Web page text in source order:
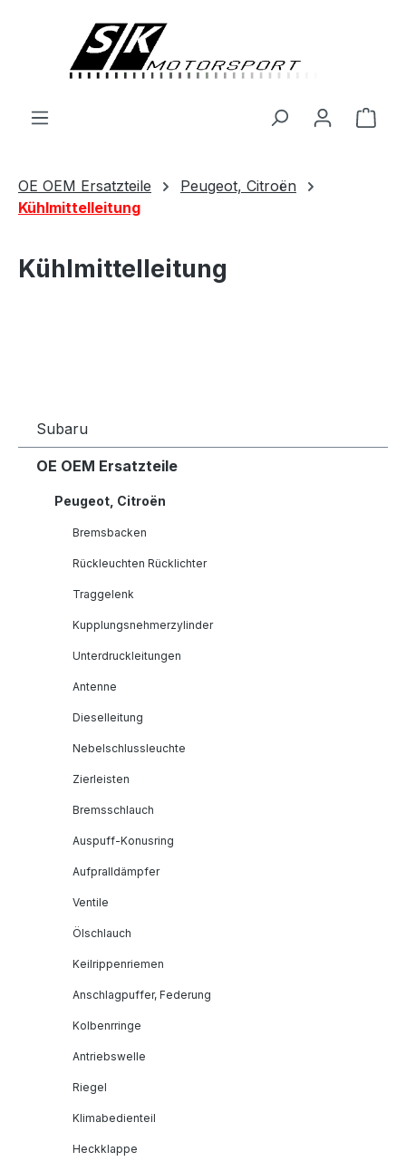
OE OEM Ersatzteile
Peugeot, Citroën
Kühlmittelleitung
Kühlmittelleitung
Subaru
OE OEM Ersatzteile
Peugeot, Citroën
Bremsbacken
Rückleuchten Rücklichter
Traggelenk
Kupplungsnehmerzylinder
Unterdruckleitungen
Antenne
Dieselleitung
Nebelschlussleuchte
Zierleisten
Bremsschlauch
Auspuff-Konusring
Aufpralldämpfer
Ventile
Ölschlauch
Keilrippenriemen
Anschlagpuffer, Federung
Kolbenrringe
Antriebswelle
Riegel
Klimabedienteil
Heckklappe